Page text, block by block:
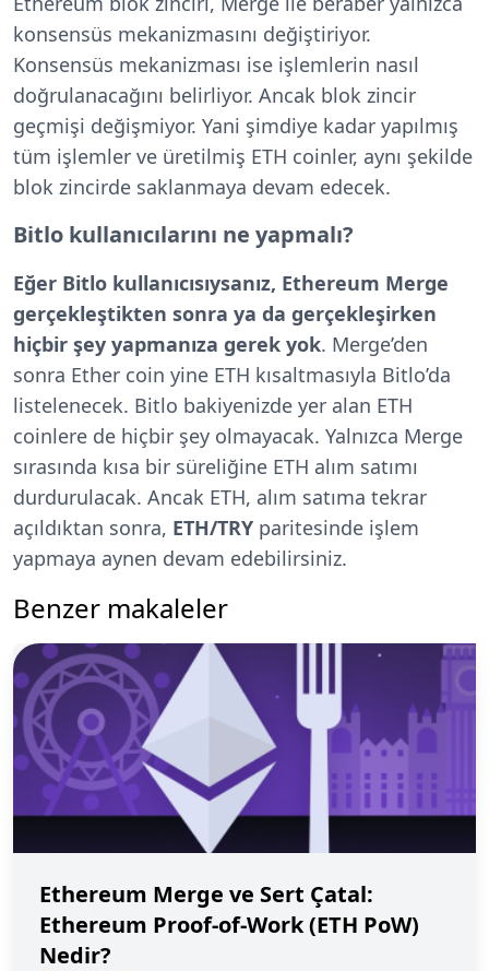
konsensüs mekanizmasını değiştiriyor.
Konsensüs mekanizması ise işlemlerin nasıl
doğrulanacağını belirliyor. Ancak blok zincir
geçmişi değişmiyor. Yani şimdiye kadar yapılmış
tüm işlemler ve üretilmiş ETH coinler, aynı şekilde
blok zincirde saklanmaya devam edecek.
Bitlo kullanıcılarını ne yapmalı?
Eğer Bitlo kullanıcısıysanız, Ethereum Merge
gerçekleştikten sonra ya da gerçekleşirken
hiçbir şey yapmanıza gerek yok. Merge’den
sonra Ether coin yine ETH kısaltmasıyla Bitlo’da
listelenecek. Bitlo bakiyenizde yer alan ETH
coinlere de hiçbir şey olmayacak. Yalnızca Merge
sırasında kısa bir süreliğine ETH alım satımı
durdurulacak. Ancak ETH, alım satıma tekrar
açıldıktan sonra, ETH/TRY paritesinde işlem
yapmaya aynen devam edebilirsiniz.
Benzer makaleler
Ethereum Merge ve Sert Çatal:
Ethereum Proof-of-Work (ETH PoW)
Nedir?